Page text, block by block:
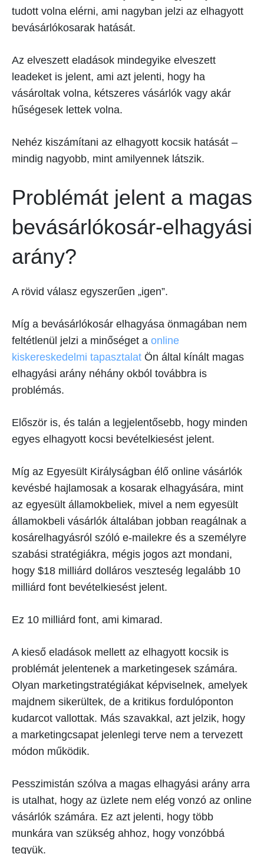
tudott volna elérni, ami nagyban jelzi az elhagyott
bevásárlókosarak hatását.
Az elveszett eladások mindegyike elveszett
leadeket is jelent, ami azt jelenti, hogy ha
vásároltak volna, kétszeres vásárlók vagy akár
hűségesek lettek volna.
Nehéz kiszámítani az elhagyott kocsik hatását –
mindig nagyobb, mint amilyennek látszik.
Problémát jelent a magas
bevásárlókosár-elhagyási
arány?
A rövid válasz egyszerűen „igen”.
Míg a bevásárlókosár elhagyása önmagában nem
feltétlenül jelzi a minőséget a online
kiskereskedelmi tapasztalat Ön által kínált magas
elhagyási arány néhány okból továbbra is
problémás.
Először is, és talán a legjelentősebb, hogy minden
egyes elhagyott kocsi bevételkiesést jelent.
Míg az Egyesült Királyságban élő online vásárlók
kevésbé hajlamosak a kosarak elhagyására, mint
az egyesült államokbeliek, mivel a nem egyesült
államokbeli vásárlók általában jobban reagálnak a
kosárelhagyásról szóló e-mailekre és a személyre
szabási stratégiákra, mégis jogos azt mondani,
hogy $18 milliárd dolláros veszteség legalább 10
milliárd font bevételkiesést jelent.
Ez 10 milliárd font, ami kimarad.
A kieső eladások mellett az elhagyott kocsik is
problémát jelentenek a marketingesek számára.
Olyan marketingstratégiákat képviselnek, amelyek
majdnem sikerültek, de a kritikus fordulóponton
kudarcot vallottak. Más szavakkal, azt jelzik, hogy
a marketingcsapat jelenlegi terve nem a tervezett
módon működik.
Pesszimistán szólva a magas elhagyási arány arra
is utalhat, hogy az üzlete nem elég vonzó az online
vásárlók számára. Ez azt jelenti, hogy több
munkára van szükség ahhoz, hogy vonzóbbá
tegyük.